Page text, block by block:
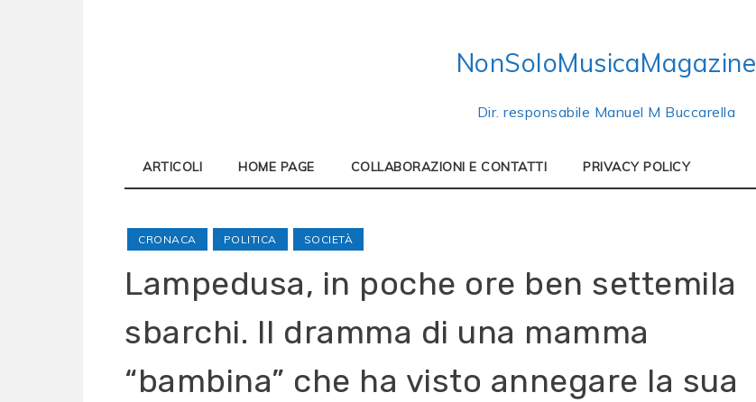
NonSoloMusicaMagazine
Dir. responsabile Manuel M Buccarella
ARTICOLI HOME PAGE COLLABORAZIONI E CONTATTI PRIVACY POLICY
CRONACA POLITICA SOCIETÀ
Lampedusa, in poche ore ben settemila
sbarchi. Il dramma di una mamma
“bambina” che ha visto annegare la sua